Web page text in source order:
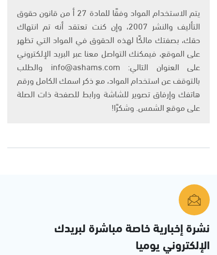
يتم الاستخدام المواد وفقًا للمادة 27 أ من قانون حقوق
التأليف والنشر 2007، وإن كنت تعتقد أنه تم انتهاك
حقك، بصفتك مالكًا لهذه الحقوق في المواد التي تظهر
على الموقع، فيمكنك التواصل معنا عبر البريد الإلكتروني
على العنوان التالي: info@ashams.com والطلب
بالتوقف عن استخدام المواد، مع ذكر اسمك الكامل ورقم
هاتفك وإرفاق تصوير للشاشة ورابط للصفحة ذات الصلة
على موقع الشمس. وشكرًا!
نشرة إخبارية خاصة مباشرة لبريدك
الإلكتروني يوميا